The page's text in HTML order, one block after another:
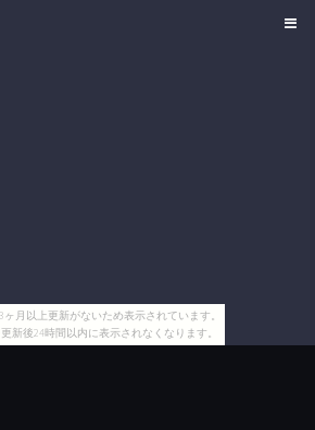
ヶ月以上更新がないため表示されています。
新後24時間以内に表示されなくなります。